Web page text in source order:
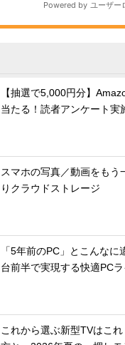
【抽選で5,000円分】
当たる！読者アンケート実
スマホの写真／動画をもう
りクラウドストレージ
「5年前のPC」とこんなに
台前半で実現する快適PC
これから選ぶ新型TVはこ